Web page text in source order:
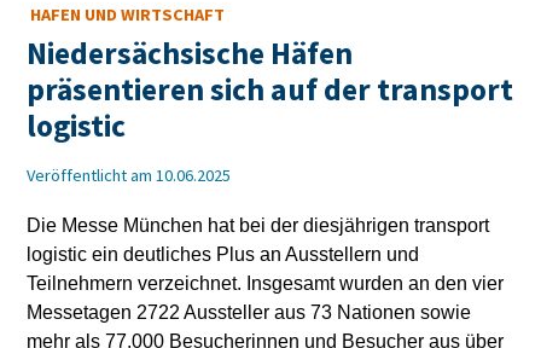
HAFEN UND WIRTSCHAFT
Niedersächsische Häfen
präsentieren sich auf der transport
logistic
Veröffentlicht am 10.06.2025
Die Messe München hat bei der diesjährigen transport
logistic ein deutliches Plus an Ausstellern und
Teilnehmern verzeichnet. Insgesamt wurden an den vier
Messetagen 2722 Aussteller aus 73 Nationen sowie
mehr als 77.000 Besucherinnen und Besucher aus über